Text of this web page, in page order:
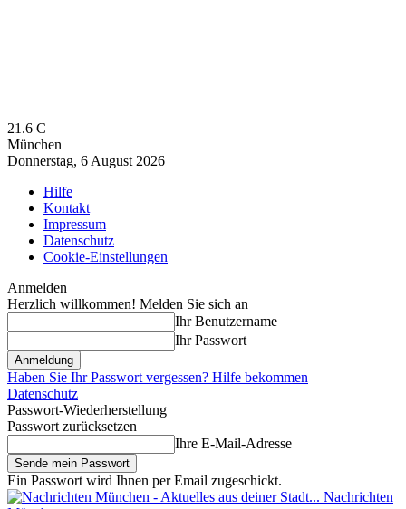
21.6 C
München
Donnerstag, 6 August 2026
Hilfe
Kontakt
Impressum
Datenschutz
Cookie-Einstellungen
Anmelden
Herzlich willkommen! Melden Sie sich an
Ihr Benutzername
Ihr Passwort
Haben Sie Ihr Passwort vergessen? Hilfe bekommen
Datenschutz
Passwort-Wiederherstellung
Passwort zurücksetzen
Ihre E-Mail-Adresse
Ein Passwort wird Ihnen per Email zugeschickt.
Nachrichten